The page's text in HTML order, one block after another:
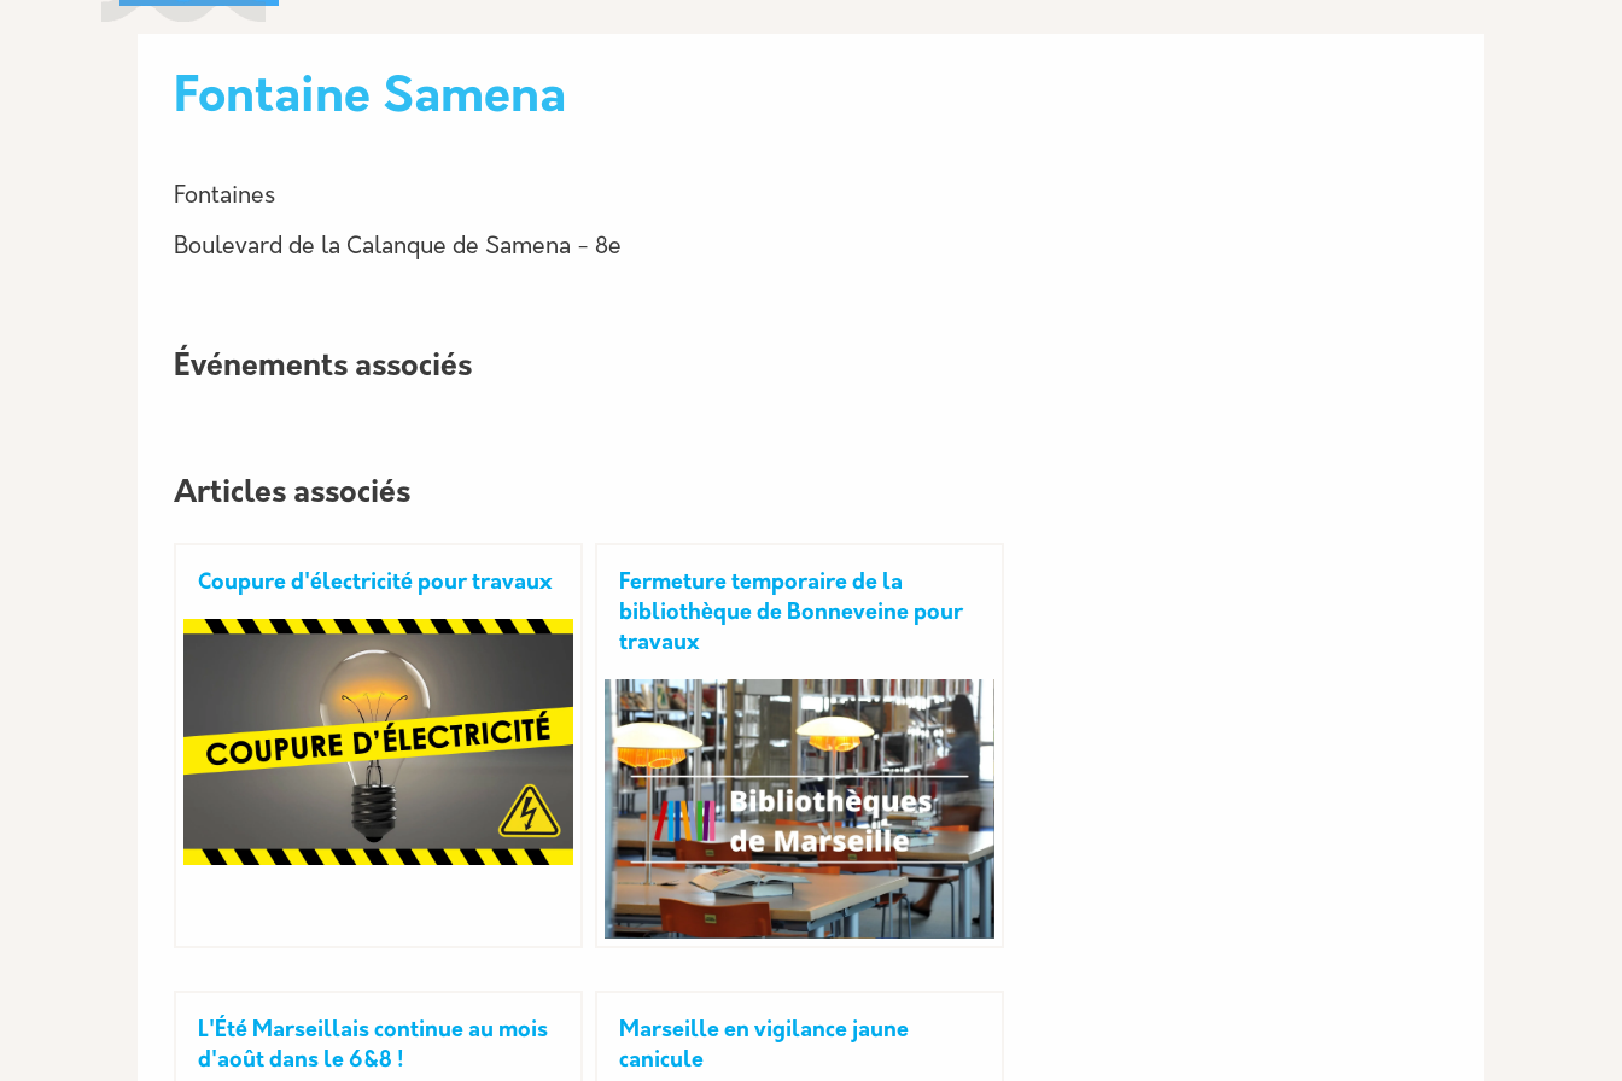
Fontaine Samena
Fontaines
Boulevard de la Calanque de Samena - 8e
Événements associés
Articles associés
Coupure d'électricité pour travaux
Fermeture temporaire de la
bibliothèque de Bonneveine pour
travaux
L'Été Marseillais continue au mois
d'août dans le 6&8 !
Marseille en vigilance jaune
canicule